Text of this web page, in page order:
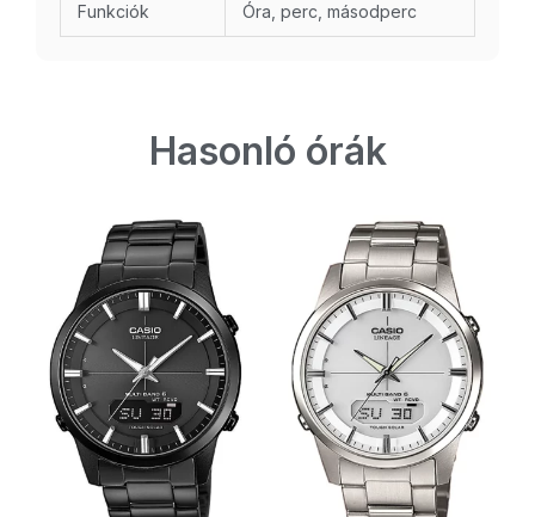
Funkciók Óra, perc, másodperc
Hasonló órák